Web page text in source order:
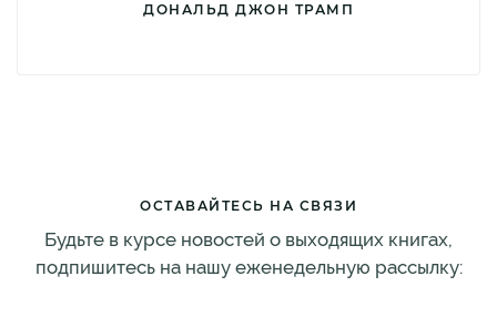
ДОНАЛЬД ДЖОН ТРАМП
ОСТАВАЙТЕСЬ НА СВЯЗИ
Будьте в курсе новостей о выходящих книгах,
подпишитесь на нашу еженедельную рассылку: